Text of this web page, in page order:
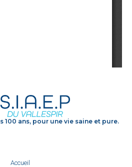
100 ans, pour une vie saine et pure.
Accueil